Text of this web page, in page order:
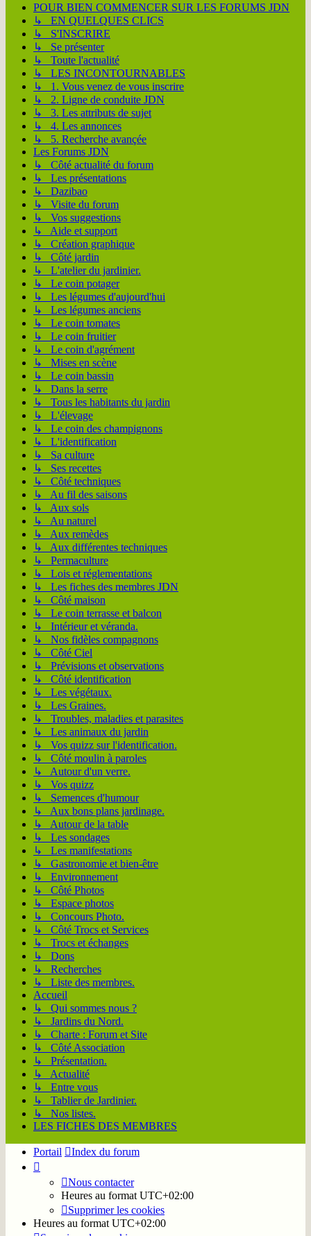
POUR BIEN COMMENCER SUR LES FORUMS JDN
↳ EN QUELQUES CLICS
↳ S'INSCRIRE
↳ Se présenter
↳ Toute l'actualité
↳ LES INCONTOURNABLES
↳ 1. Vous venez de vous inscrire
↳ 2. Ligne de conduite JDN
↳ 3. Les attributs de sujet
↳ 4. Les annonces
↳ 5. Recherche avançée
Les Forums JDN
↳ Côté actualité du forum
↳ Les présentations
↳ Dazibao
↳ Visite du forum
↳ Vos suggestions
↳ Aide et support
↳ Création graphique
↳ Côté jardin
↳ L'atelier du jardinier.
↳ Le coin potager
↳ Les légumes d'aujourd'hui
↳ Les légumes anciens
↳ Le coin tomates
↳ Le coin fruitier
↳ Le coin d'agrément
↳ Mises en scène
↳ Le coin bassin
↳ Dans la serre
↳ Tous les habitants du jardin
↳ L'élevage
↳ Le coin des champignons
↳ L'identification
↳ Sa culture
↳ Ses recettes
↳ Côté techniques
↳ Au fil des saisons
↳ Aux sols
↳ Au naturel
↳ Aux remèdes
↳ Aux différentes techniques
↳ Permaculture
↳ Lois et réglementations
↳ Les fiches des membres JDN
↳ Côté maison
↳ Le coin terrasse et balcon
↳ Intérieur et véranda.
↳ Nos fidèles compagnons
↳ Côté Ciel
↳ Prévisions et observations
↳ Côté identification
↳ Les végétaux.
↳ Les Graines.
↳ Troubles, maladies et parasites
↳ Les animaux du jardin
↳ Vos quizz sur l'identification.
↳ Côté moulin à paroles
↳ Autour d'un verre.
↳ Vos quizz
↳ Semences d'humour
↳ Aux bons plans jardinage.
↳ Autour de la table
↳ Les sondages
↳ Les manifestations
↳ Gastronomie et bien-être
↳ Environnement
↳ Côté Photos
↳ Espace photos
↳ Concours Photo.
↳ Côté Trocs et Services
↳ Trocs et échanges
↳ Dons
↳ Recherches
↳ Liste des membres.
Accueil
↳ Qui sommes nous ?
↳ Jardins du Nord.
↳ Charte : Forum et Site
↳ Côté Association
↳ Présentation.
↳ Actualité
↳ Entre vous
↳ Tablier de Jardinier.
↳ Nos listes.
LES FICHES DES MEMBRES
Portail Index du forum
Nous contacter
Heures au format UTC+02:00
Supprimer les cookies
Heures au format UTC+02:00